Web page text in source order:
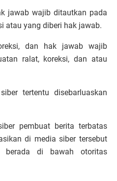
jawab wajib ditautkan pada
atau yang diberi hak jawab.
dan hak jawab wajib
ralat, koreksi, dan atau
tertentu disebarluaskan
pembuat berita terbatas
di media siber tersebut
di bawah otoritas